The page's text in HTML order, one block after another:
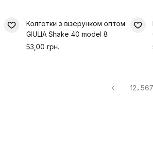
Колготки з візерунком оптом
GIULIA Shake 40 model 8
53,00 грн.
12...567